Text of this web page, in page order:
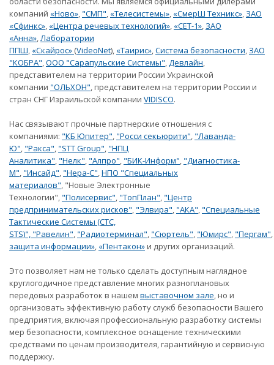
компаний «Ново», "СМП", «Телесистемы», «СмерШ Техникс», ЗАО
«Сфинкс», «Центра речевых технологий», «СЕТ-1», ЗАО
«Анна»,Лаборатории
ППШ, «Скайрос» (VideoNet), «Таирис»,Система безопасности, ЗАО
"КОБРА",ООО "Сарапульские Системы",Девлайн,
представителем на территории России Украинской
компании "ОЛЬХОН", представителем на территории России и
стран СНГ Израильской компании VIDISCO.
Нас связывают прочные партнерские отношения с
компаниями: "КБ Юпитер", "Росси секьюрити", "Лаванда-
Ю", "Ракса", "STT Group", "НПЦ
Аналитика", "Нелк", "Алпро", "БИК-Информ", "Диагностика-
М", "Инсайд", "Нера-С",НПО "Специальных
материалов", "Новые Электронные
Технологии", "Полисервис", "ТопПлан", "Центр
предпринимательских рисков", "Элвира", "АКА", "Специальные
Тактические Системы (СТС,
STS)", "Равелин", "Радиотерминал", "Сюртель", "Юмирс", "Пергам",
защита информации», «Пентакон»и других организаций.
Это позволяет нам не только сделать доступным наглядное
круглогодичное представление многих разноплановых
передовых разработок в нашем выставочном зале, но и
организовать эффективную работу служб безопасности Вашего
предприятия, включая профессиональную разработку системы
мер безопасности, комплексное оснащение техническими
средствами по ценам производителя, гарантийную и сервисную
поддержку.